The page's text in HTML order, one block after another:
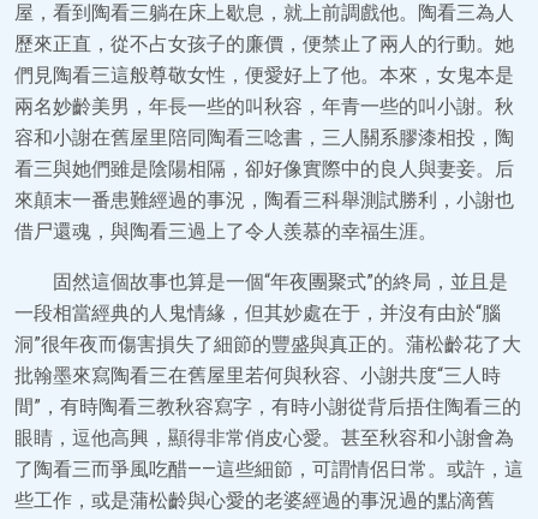
屋，看到陶看三躺在床上歇息，就上前調戲他。陶看三為人
歷來正直，從不占女孩子的廉價，便禁止了兩人的行動。她
們見陶看三這般尊敬女性，便愛好上了他。本來，女鬼本是
兩名妙齡美男，年長一些的叫秋容，年青一些的叫小謝。秋
容和小謝在舊屋里陪同陶看三唸書，三人關系膠漆相投，陶
看三與她們雖是陰陽相隔，卻好像實際中的良人與妻妾。后
來顛末一番患難經過的事況，陶看三科舉測試勝利，小謝也
借尸還魂，與陶看三過上了令人羨慕的幸福生涯。
固然這個故事也算是一個“年夜團聚式”的終局，並且是
一段相當經典的人鬼情緣，但其妙處在于，并沒有由於“腦
洞”很年夜而傷害損失了細節的豐盛與真正的。蒲松齡花了大
批翰墨來寫陶看三在舊屋里若何與秋容、小謝共度“三人時
間”，有時陶看三教秋容寫字，有時小謝從背后捂住陶看三的
眼睛，逗他高興，顯得非常俏皮心愛。甚至秋容和小謝會為
了陶看三而爭風吃醋——這些細節，可謂情侶日常。或許，這
些工作，或是蒲松齡與心愛的老婆經過的事況過的點滴舊